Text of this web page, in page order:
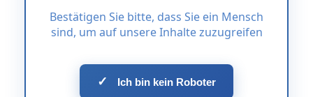
Bestätigen Sie bitte, dass Sie ein Mensch
sind, um auf unsere Inhalte zuzugreifen
✓ Ich bin kein Roboter